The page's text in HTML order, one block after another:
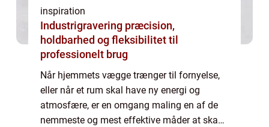
inspiration
Industrigravering præcision,
holdbarhed og fleksibilitet til
professionelt brug
Når hjemmets vægge trænger til fornyelse,
eller når et rum skal have ny energi og
atmosfære, er en omgang maling en af de
nemmeste og mest effektive måder at skabe